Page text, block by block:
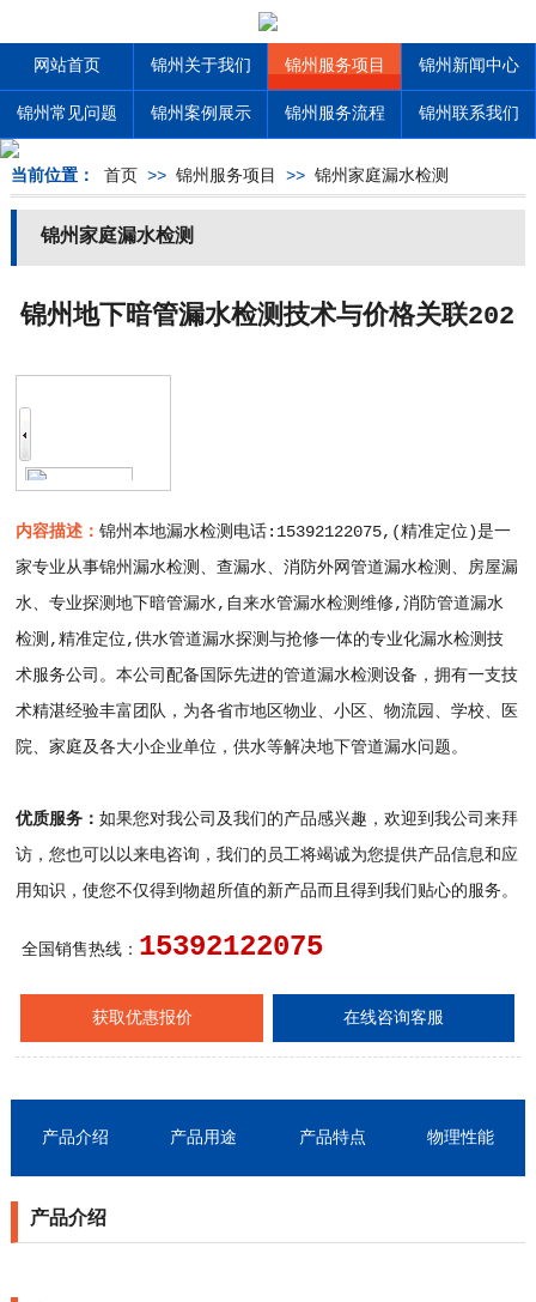
网站首页 锦州关于我们 锦州服务项目 锦州新闻中心
锦州常见问题 锦州案例展示 锦州服务流程 锦州联系我们
当前位置： 首页 >> 锦州服务项目 >> 锦州家庭漏水检测
锦州家庭漏水检测
锦州地下暗管漏水检测技术与价格关联202
内容描述：锦州本地漏水检测电话:15392122075,(精准定位)是一
家专业从事锦州漏水检测、查漏水、消防外网管道漏水检测、房屋漏
水、专业探测地下暗管漏水,自来水管漏水检测维修,消防管道漏水
检测,精准定位,供水管道漏水探测与抢修一体的专业化漏水检测技
术服务公司。本公司配备国际先进的管道漏水检测设备，拥有一支技
术精湛经验丰富团队，为各省市地区物业、小区、物流园、学校、医
院、家庭及各大小企业单位，供水等解决地下管道漏水问题。
优质服务：如果您对我公司及我们的产品感兴趣，欢迎到我公司来拜
访，您也可以以来电咨询，我们的员工将竭诚为您提供产品信息和应
用知识，使您不仅得到物超所值的新产品而且得到我们贴心的服务。
全国销售热线： 15392122075
获取优惠报价 在线咨询客服
产品介绍 产品用途 产品特点 物理性能
产品介绍